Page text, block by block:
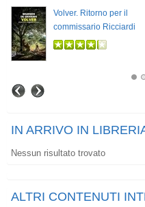
Volver. Ritorno per il
commissario Ricciardi
IN ARRIVO IN
Nessun risultato trovato
ALTRI CONTENUTI